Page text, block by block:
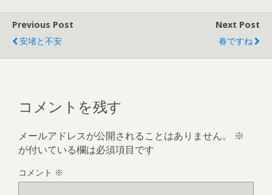
Previous Post
安堵と不安
Next Post
春ですね
コメントを残す
メールアドレスが公開されることはありません。
※
が付いている欄は必須項目です
コメント ※